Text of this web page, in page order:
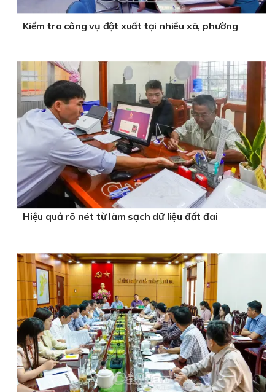
Kiểm tra công vụ đột xuất tại nhiều xã, phường
Hiệu quả rõ nét từ làm sạch dữ liệu đất đai